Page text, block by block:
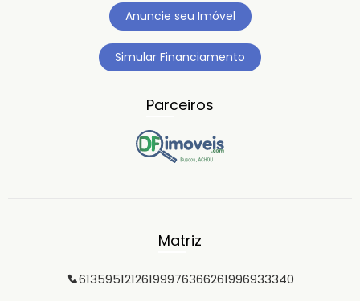
Anuncie seu Imóvel
Simular Financiamento
Parceiros
Matriz
61359512126199976366261996933340